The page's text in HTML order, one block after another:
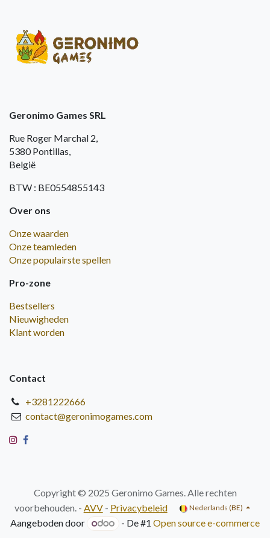
Geronimo Games SRL
Rue Roger Marchal 2,
5380 Pontillas,
België
BTW : BE0554855143
Over ons
Onze waarden
Onze teamleden
Onze populairste spellen
Pro-zone
Bestsellers
Nieuwigheden
Klant worden
Contact
+3281222666
contact@geronimogames.com
Copyright © 2025 Geronimo Games. Alle rechten
voorbehouden. - AVV- Privacybeleid Nederlands (BE)
Aangeboden door - De #1Open source e-commerce